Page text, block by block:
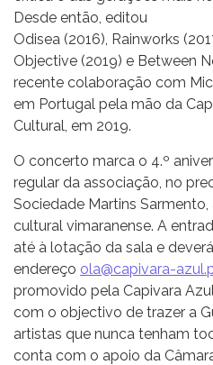
Desde então, editou
Odisea (2016), Rainworks
Objective (2019) e Between
recente colaboração com
em Portugal pela mão da
Cultural, em 2019.
O concerto marca o 4.º
regular da associação, no
Sociedade Martins
cultural vimaranense. A
até à lotação da sala e
endereço ola@capivara-
promovido pela Capivara
com o objectivo de trazer a
artistas que nunca tenham
conta com o apoio da